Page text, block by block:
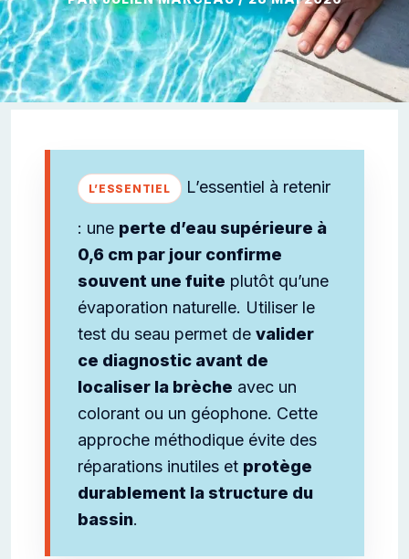
L’essentiel à retenir
: une perte d’eau supérieure à
0,6 cm par jour confirme
souvent une fuite plutôt qu’une
évaporation naturelle. Utiliser le
test du seau permet de valider
ce diagnostic avant de
localiser la brèche avec un
colorant ou un géophone. Cette
approche méthodique évite des
réparations inutiles et protège
durablement la structure du
bassin.